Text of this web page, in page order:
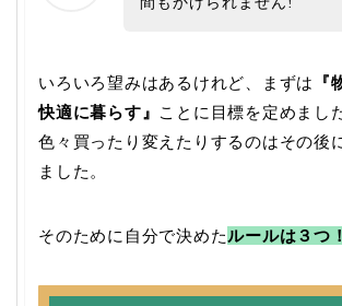
いろいろ望みはあるけれど、まずは
『
快適に暮らす』 ことに目標を定めまし
色々買ったり変えたりするのはその後
ました。
そのために自分で決めたルールは３つ！